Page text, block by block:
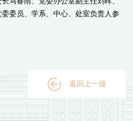
委员、学系、中心、处室负责人参
返回上一级